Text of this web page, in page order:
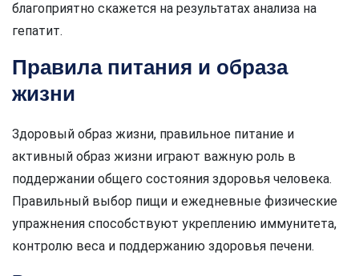
благоприятно скажется на результатах анализа на
гепатит.
Правила питания и образа
жизни
Здоровый образ жизни, правильное питание и
активный образ жизни играют важную роль в
поддержании общего состояния здоровья человека.
Правильный выбор пищи и ежедневные физические
упражнения способствуют укреплению иммунитета,
контролю веса и поддержанию здоровья печени.